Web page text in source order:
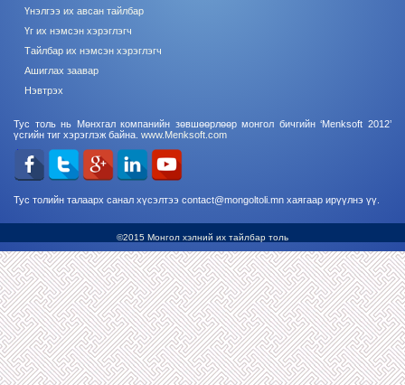
Үнэлгээ их авсан тайлбар
Үг их нэмсэн хэрэглэгч
Тайлбар их нэмсэн хэрэглэгч
Ашиглах заавар
Нэвтрэх
Тус толь нь Мөнхгал компанийн зөвшөөрлөөр монгол бичгийн ‘Menksoft 2012’
үсгийн тиг хэрэглэж байна. www.Menksoft.com
Тус толийн талаарх санал хүсэлтээ contact@mongoltoli.mn хаягаар ирүүлнэ үү.
©2015 Монгол хэлний их тайлбар толь